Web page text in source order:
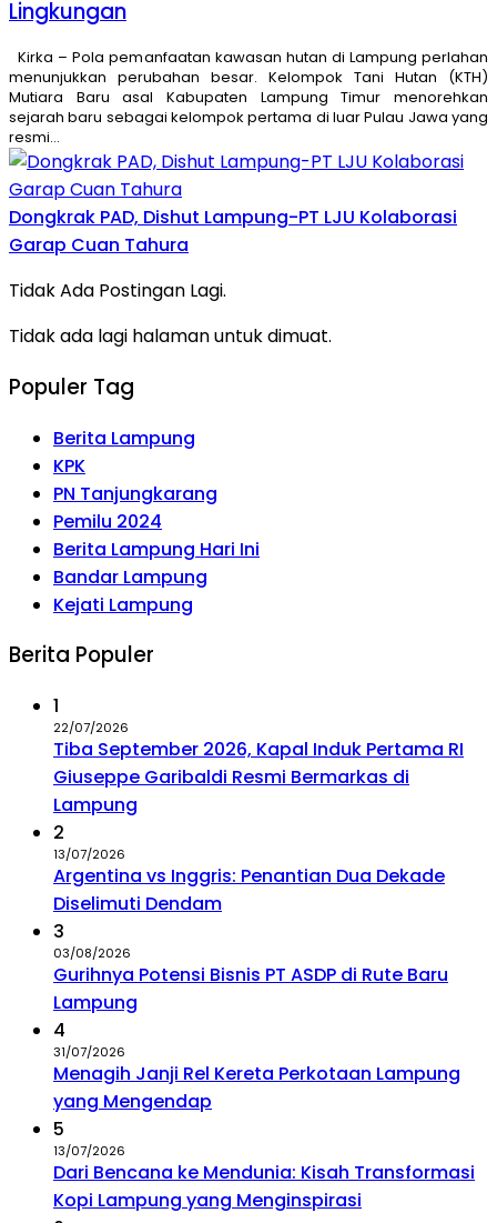
Lingkungan
Kirka – Pola pemanfaatan kawasan hutan di Lampung perlahan
menunjukkan perubahan besar. Kelompok Tani Hutan (KTH)
Mutiara Baru asal Kabupaten Lampung Timur menorehkan
sejarah baru sebagai kelompok pertama di luar Pulau Jawa yang
resmi…
Dongkrak PAD, Dishut Lampung-PT LJU Kolaborasi
Garap Cuan Tahura
Tidak Ada Postingan Lagi.
Tidak ada lagi halaman untuk dimuat.
Populer Tag
Berita Lampung
KPK
PN Tanjungkarang
Pemilu 2024
Berita Lampung Hari Ini
Bandar Lampung
Kejati Lampung
Berita Populer
1
22/07/2026
Tiba September 2026, Kapal Induk Pertama RI
Giuseppe Garibaldi Resmi Bermarkas di
Lampung
2
13/07/2026
Argentina vs Inggris: Penantian Dua Dekade
Diselimuti Dendam
3
03/08/2026
Gurihnya Potensi Bisnis PT ASDP di Rute Baru
Lampung
4
31/07/2026
Menagih Janji Rel Kereta Perkotaan Lampung
yang Mengendap
5
13/07/2026
Dari Bencana ke Mendunia: Kisah Transformasi
Kopi Lampung yang Menginspirasi